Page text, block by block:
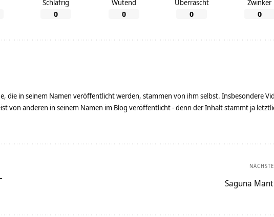
Schläfrig
0
Wütend
0
Überrascht
0
Zwinker
0
die in seinem Namen veröffentlicht werden, stammen von ihm selbst. Insbesondere
von anderen in seinem Namen im Blog veröffentlicht - denn der Inhalt stammt ja
Saguna